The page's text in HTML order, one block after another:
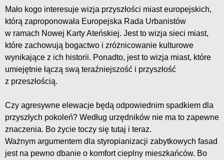
Mało kogo interesuje wizja przyszłości miast europejskich,
którą zaproponowała Europejska Rada Urbanistów
w ramach Nowej Karty Ateńskiej. Jest to wizja sieci miast,
które zachowują bogactwo i zróżnicowanie kulturowe
wynikające z ich historii. Ponadto, jest to wizja miast, które
umiejętnie łączą swą teraźniejszość i przyszłość
z przeszłością.
Czy agresywne elewacje będą odpowiednim spadkiem dla
przyszłych pokoleń? Według urzędników nie ma to zapewne
znaczenia. Bo życie toczy się tutaj i teraz.
Ważnym argumentem dla styropianizacji zabytkowych fasad
jest na pewno dbanie o komfort cieplny mieszkańców. Bo